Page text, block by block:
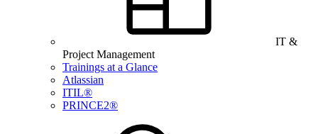
IT &
Project Management
Trainings at a Glance
Atlassian
ITIL®
PRINCE2®